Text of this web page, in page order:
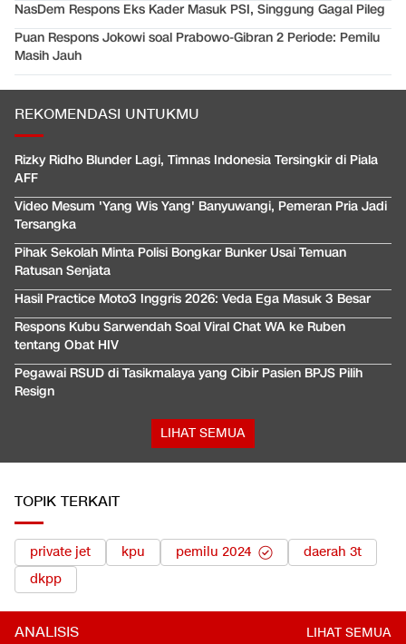
NasDem Respons Eks Kader Masuk PSI, Singgung Gagal Pileg
Puan Respons Jokowi soal Prabowo-Gibran 2 Periode: Pemilu
Masih Jauh
REKOMENDASI UNTUKMU
Rizky Ridho Blunder Lagi, Timnas Indonesia Tersingkir di Piala
AFF
Video Mesum 'Yang Wis Yang' Banyuwangi, Pemeran Pria Jadi
Tersangka
Pihak Sekolah Minta Polisi Bongkar Bunker Usai Temuan
Ratusan Senjata
Hasil Practice Moto3 Inggris 2026: Veda Ega Masuk 3 Besar
Respons Kubu Sarwendah Soal Viral Chat WA ke Ruben
tentang Obat HIV
Pegawai RSUD di Tasikmalaya yang Cibir Pasien BPJS Pilih
Resign
LIHAT SEMUA
TOPIK TERKAIT
private jet kpu pemilu 2024
daerah 3t
dkpp
ANALISIS LIHAT SEMUA